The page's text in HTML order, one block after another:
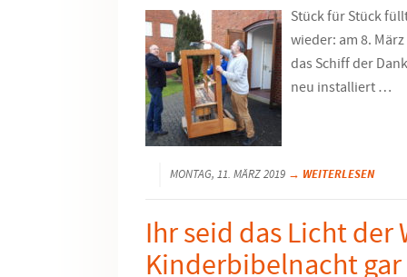
Stück für Stück
wieder: am 8.
das Schiff der
neu installiert …
MONTAG, 11. MÄRZ 2019 → WEITERLESEN
Ihr seid das Licht der
Kinderbibelnacht